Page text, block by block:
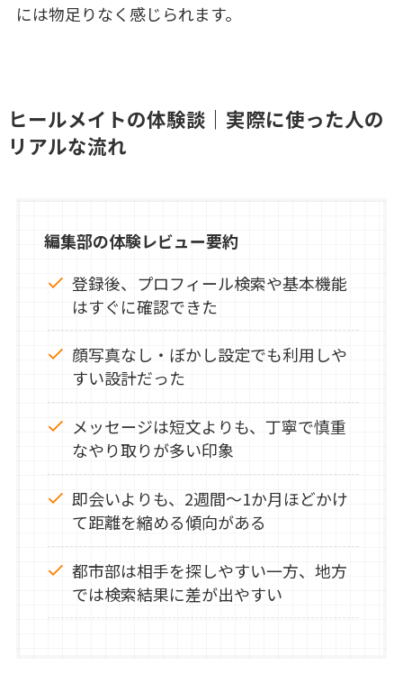
には物足りなく感じられます。
ヒールメイトの体験談｜実際に使った人の
リアルな流れ
編集部の体験レビュー要約
登録後、プロフィール検索や基本機能
はすぐに確認できた
顔写真なし・ぼかし設定でも利用しや
すい設計だった
メッセージは短文よりも、丁寧で慎重
なやり取りが多い印象
即会いよりも、2週間〜1か月ほどかけ
て距離を縮める傾向がある
都市部は相手を探しやすい一方、地方
では検索結果に差が出やすい